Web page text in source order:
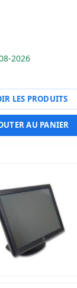
2026
LES PRODUITS
AU PANIER